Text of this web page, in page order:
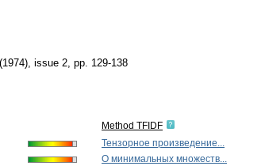
issue 2, pp. 129-138
Method TFIDF
Тензорное произведение...
О минимальных множеств...